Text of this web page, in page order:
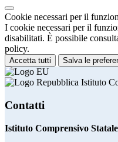
Cookie necessari per il
I cookie necessari per il
disabilitati. È possibile
policy.
Accetta tutti Salva le
Istituto
Contatti
Istituto Comprensivo